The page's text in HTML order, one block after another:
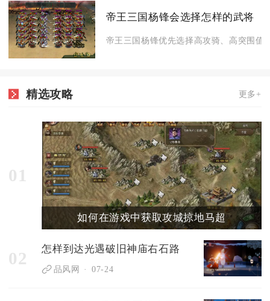
帝王三国杨锋会选择怎样的武将
帝王三国杨锋优先选择高攻骑、高突围值
精选攻略 更多+
01
如何在游戏中获取攻城掠地马超
02 怎样到达光遇破旧神庙右石路
品风网 07-24